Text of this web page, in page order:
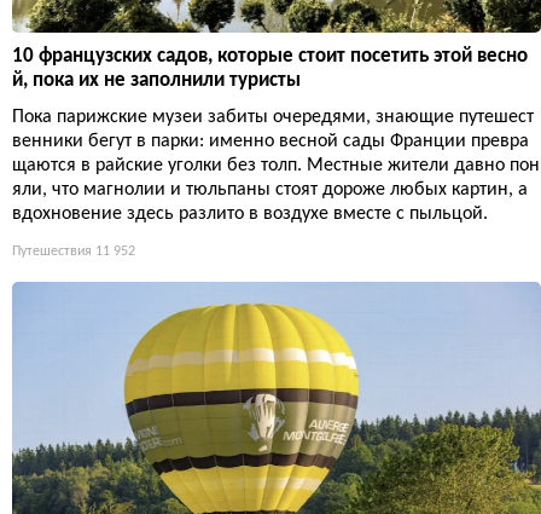
10 французских садов, которые стоит посетить этой весно
й, пока их не заполнили туристы
Пока парижские музеи забиты очередями, знающие путешест
венники бегут в парки: именно весной сады Франции превра
щаются в райские уголки без толп. Местные жители давно пон
яли, что магнолии и тюльпаны стоят дороже любых картин, а
вдохновение здесь разлито в воздухе вместе с пыльцой.
Путешествия 11 952